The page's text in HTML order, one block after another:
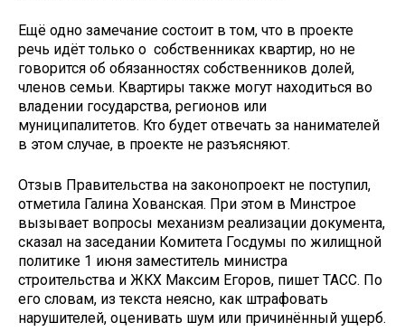
Ещё одно замечание состоит в том, что в проекте
речь идёт только о собственниках квартир, но не
говорится об обязанностях собственников долей,
членов семьи. Квартиры также могут находиться во
владении государства, регионов или
муниципалитетов. Кто будет отвечать за нанимателей
в этом случае, в проекте не разъясняют.
Отзыв Правительства на законопроект не поступил,
отметила Галина Хованская. При этом в Минстрое
вызывает вопросы механизм реализации документа,
сказал на заседании Комитета Госдумы по жилищной
политике 1 июня заместитель министра
строительства и ЖКХ Максим Егоров, пишет ТАСС. По
его словам, из текста неясно, как штрафовать
нарушителей, оценивать шум или причинённый ущерб.